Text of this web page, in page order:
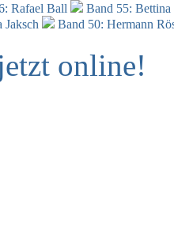
Rafael Ball
Band 55:
Jaksch Band 50: Hermann
online!